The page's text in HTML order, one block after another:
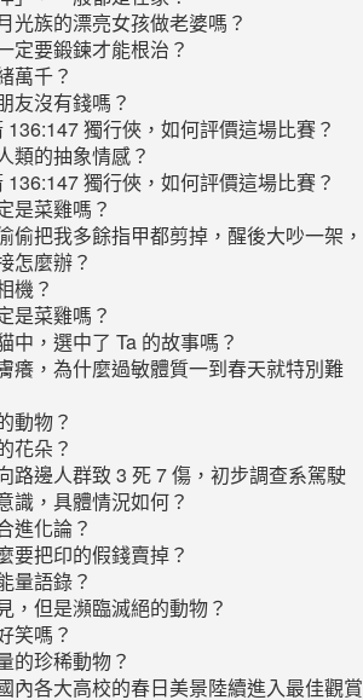
光族的漂亮女孩做老婆嗎？
定要鍛鍊才能根治？
萬千？
友沒有錢嗎？
獨行俠，如何評價這場比賽？
類的抽象情感？
獨行俠，如何評價這場比賽？
是菜雞嗎？
偷把我多餘指甲都剪掉，醒後大吵一架，
怎麼辦？
機？
是菜雞嗎？
中，選中了 Ta 的故事嗎？
癢，為什麼過敏體質一到春天就特別難
動物？
花朵？
路邊人群致 3 死 7 傷，初步調查系駕駛
識，具體情況如何？
進化論？
要把印的假錢賣掉？
量語錄？
，但是瀕臨滅絕的動物？
笑嗎？
的珍稀動物？
內各大高校的春日美景陸續進入最佳觀賞